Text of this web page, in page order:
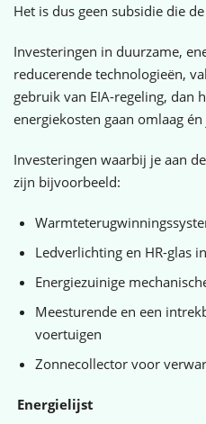
Het is dus geen subsidie die
Investeringen in duurzame,
reducerende technologieën,
gebruik van EIA-regeling, dan
energiekosten gaan omlaag
Investeringen waarbij je aan
zijn bijvoorbeeld:
Ledverlichting en HR-glas
Energiezuinige
Meesturende en een
voertuigen
Zonnecollector voor
Energielijst